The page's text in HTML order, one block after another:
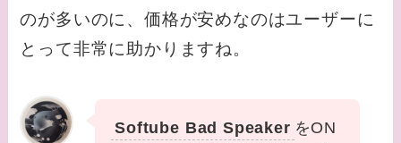
のが多いのに、価格が安めなのはユーザーに
とって非常に助かりますね。
Softube Bad Speaker をON